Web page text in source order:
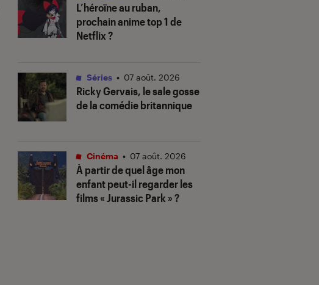
L’héroïne au ruban,
prochain anime top 1 de
Netflix ?
Ricky Gervais, le sale gosse
de la comédie britannique
Séries • 07 août. 2026
À partir de quel âge mon
enfant peut-il regarder les
films « Jurassic Park » ?
Cinéma • 07 août. 2026